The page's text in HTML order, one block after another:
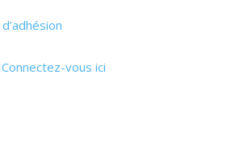
Connectez-vous ici